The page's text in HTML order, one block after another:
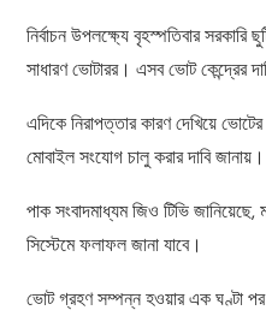
নির্বাচন উপলক্ষ্যে বৃহস্পতিবার
সাধারণ ভোটারর। এসব ভোট কেন্দ্রের
এদিকে নিরাপত্তার কারণ দেখিয়ে
মোবাইল সংযোগ চালু করার দাবি জানায়।
পাক সংবাদমাধ্যম জিও টিভি
সিস্টেমে ফলাফল জানা যাবে।
ভোট গ্রহণ সম্পন্ন হওয়ার এক ঘণ্টা